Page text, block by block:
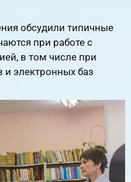
обсудили типичные
при работе с
в том числе при
электронных баз